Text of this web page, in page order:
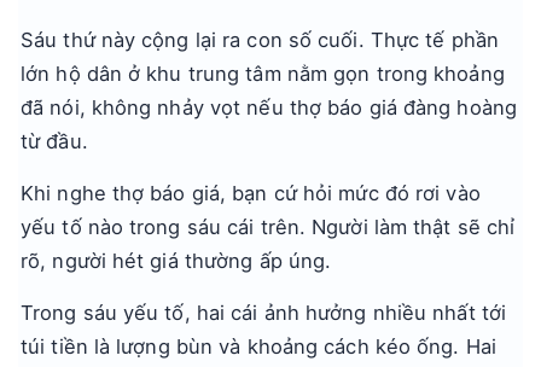
Sáu thứ này cộng lại ra con số cuối. Thực tế phần
lớn hộ dân ở khu trung tâm nằm gọn trong khoảng
đã nói, không nhảy vọt nếu thợ báo giá đàng hoàng
từ đầu.
Khi nghe thợ báo giá, bạn cứ hỏi mức đó rơi vào
yếu tố nào trong sáu cái trên. Người làm thật sẽ chỉ
rõ, người hét giá thường ấp úng.
Trong sáu yếu tố, hai cái ảnh hưởng nhiều nhất tới
túi tiền là lượng bùn và khoảng cách kéo ống. Hai